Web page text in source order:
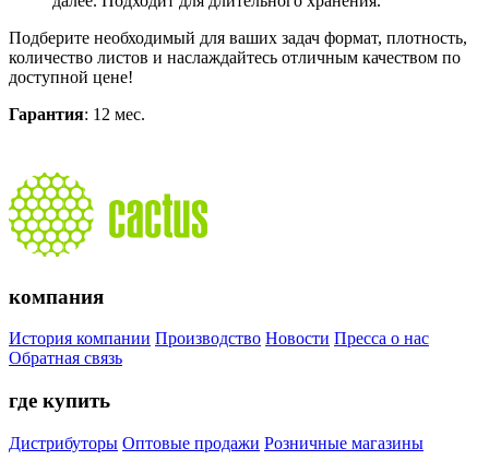
Подберите необходимый для ваших задач формат, плотность,
количество листов и наслаждайтесь отличным качеством по
доступной цене!
Гарантия: 12 мес.
компания
История компании Производство Новости Пресса о нас
Обратная связь
где купить
Дистрибуторы Оптовые продажи Розничные магазины